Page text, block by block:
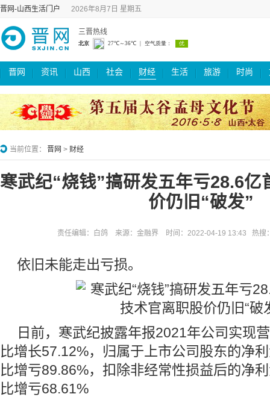
晋网-山西生活门户 2026年8月7日 星期五
三晋热线
晋网 资讯 山西 社会 财经 生活 旅游 时尚
当前位置： 晋网 > 财经
寒武纪“烧钱”搞研发五年亏28.6亿
价仍旧“破发”
责任编辑：白鸽 来源：金融界 时间：2022-04-19 13:43 热
依旧未能走出亏损。
日前，寒武纪披露年报2021年公司实现
比增长57.12%，归属于上市公司股东的净
比增亏89.86%，扣除非经常性损益后的净
比增亏68.61%